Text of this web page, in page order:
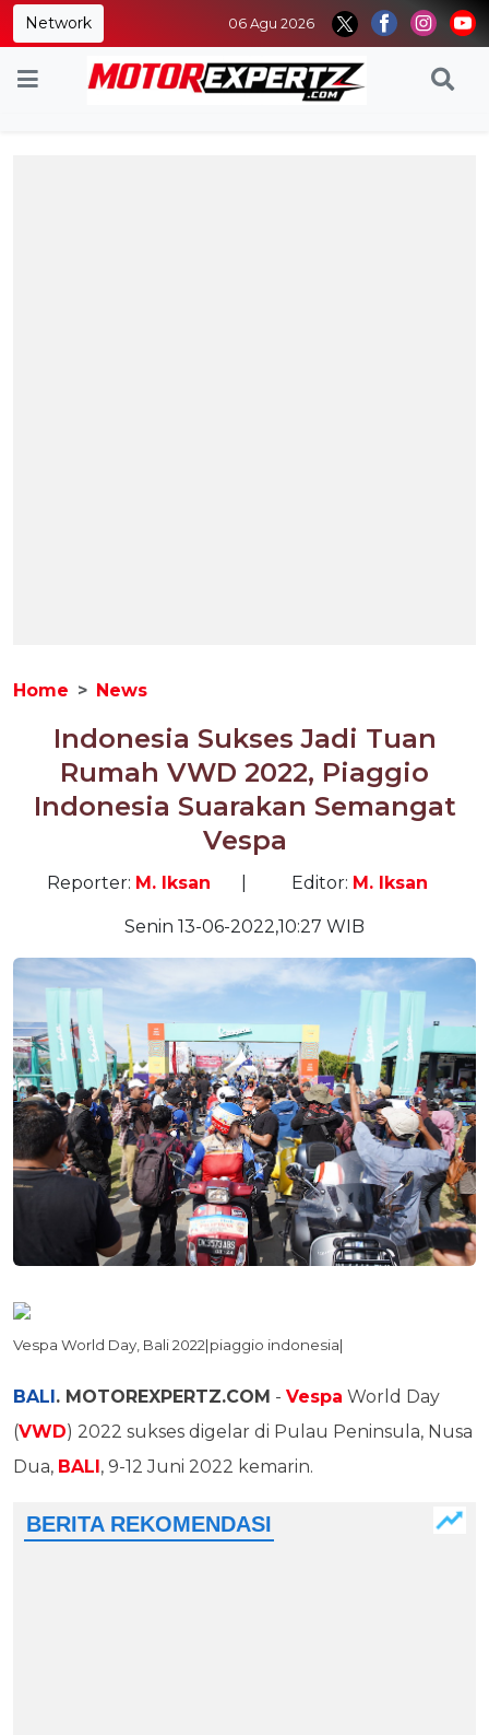
Network 06 Agu 2026
Home News
Indonesia Sukses Jadi Tuan
Rumah VWD 2022, Piaggio
Indonesia Suarakan Semangat
Vespa
Reporter: M. Iksan Editor: M. Iksan
Senin 13-06-2022,10:27 WIB
Vespa World Day, Bali 2022|piaggio indonesia|
BALI. MOTOREXPERTZ.COM - Vespa World Day
(VWD) 2022 sukses digelar di Pulau Peninsula, Nusa
Dua, BALI, 9-12 Juni 2022 kemarin.